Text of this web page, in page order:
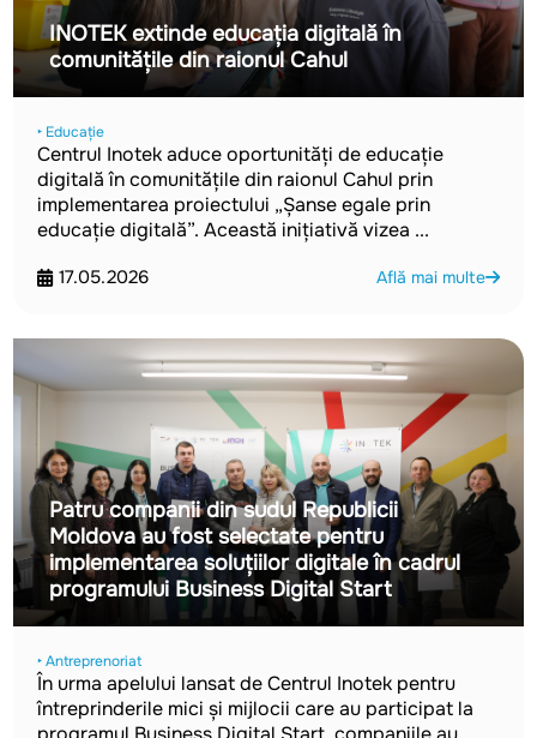
INOTEK extinde educația digitală în
comunitățile din raionul Cahul
‣ Educație
Centrul Inotek aduce oportunități de educație
digitală în comunitățile din raionul Cahul prin
implementarea proiectului „Șanse egale prin
educație digitală”. Această inițiativă vizea ...
17.05.2026 Află mai multe
Patru companii din sudul Republicii
Moldova au fost selectate pentru
implementarea soluțiilor digitale în cadrul
programului Business Digital Start
‣ Antreprenoriat
În urma apelului lansat de Centrul Inotek pentru
întreprinderile mici și mijlocii care au participat la